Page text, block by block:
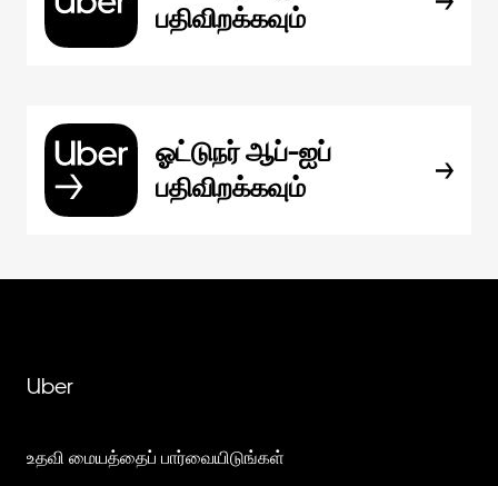
பதிவிறக்கவும்
ஓட்டுநர் ஆப்-ஐப்
பதிவிறக்கவும்
Uber
உதவி மையத்தைப் பார்வையிடுங்கள்